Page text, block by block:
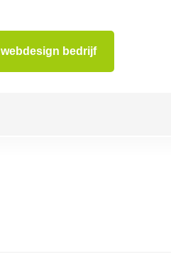
webdesign bedrijf